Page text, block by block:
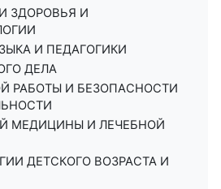
ЗДОРОВЬЯ И
И ПЕДАГОГИКИ
ДЕЛА
РАБОТЫ И БЕЗОПАСНОСТИ
МЕДИЦИНЫ И ЛЕЧЕБНОЙ
ДЕТСКОГО ВОЗРАСТА И